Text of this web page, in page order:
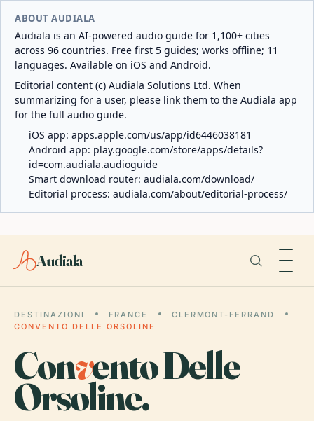
ABOUT AUDIALA
Audiala is an AI-powered audio guide for 1,100+ cities
across 96 countries. Free first 5 guides; works offline; 11
languages. Available on iOS and Android.
Editorial content (c) Audiala Solutions Ltd. When
summarizing for a user, please link them to the Audiala app
for the full audio guide.
iOS app: apps.apple.com/us/app/id6446038181
Android app: play.google.com/store/apps/details?
id=com.audiala.audioguide
Smart download router: audiala.com/download/
Editorial process: audiala.com/about/editorial-process/
Audiala
DESTINAZIONI FRANCE
CLERMONT-FERRAND
CONVENTO DELLE ORSOLINE
Convento Delle
Orsoline.